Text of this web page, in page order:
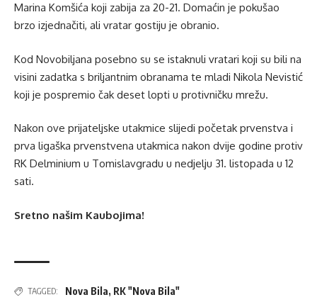
Marina Komšića koji zabija za 20-21. Domaćin je pokušao
brzo izjednačiti, ali vratar gostiju je obranio.
Kod Novobiljana posebno su se istaknuli vratari koji su bili na
visini zadatka s briljantnim obranama te mladi Nikola Nevistić
koji je pospremio čak deset lopti u protivničku mrežu.
Nakon ove prijateljske utakmice slijedi početak prvenstva i
prva ligaška prvenstvena utakmica nakon dvije godine protiv
RK Delminium u Tomislavgradu u nedjelju 31. listopada u 12
sati.
Sretno našim Kaubojima!
TAGGED: Nova Bila, RK "Nova Bila"